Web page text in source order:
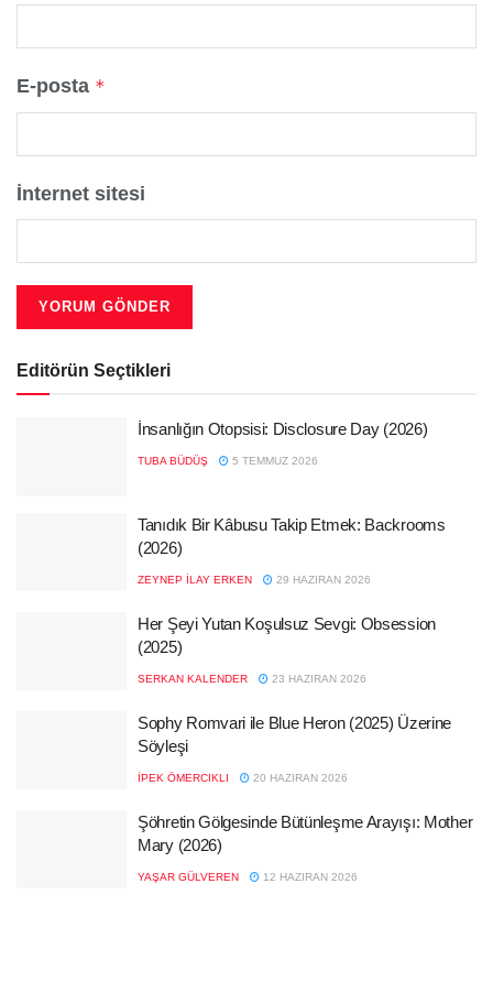
E-posta *
İnternet sitesi
Editörün Seçtikleri
İnsanlığın Otopsisi: Disclosure Day (2026)
TUBA BÜDÜŞ 5 TEMMUZ 2026
Tanıdık Bir Kâbusu Takip Etmek: Backrooms
(2026)
ZEYNEP İLAY ERKEN 29 HAZIRAN 2026
Her Şeyi Yutan Koşulsuz Sevgi: Obsession
(2025)
SERKAN KALENDER 23 HAZIRAN 2026
Sophy Romvari ile Blue Heron (2025) Üzerine
Söyleşi
İPEK ÖMERCIKLI 20 HAZIRAN 2026
Şöhretin Gölgesinde Bütünleşme Arayışı: Mother
Mary (2026)
YAŞAR GÜLVEREN 12 HAZIRAN 2026